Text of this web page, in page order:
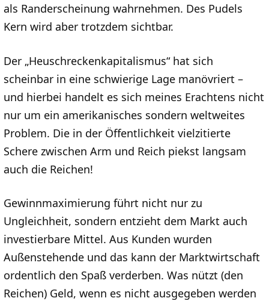
als Randerscheinung wahrnehmen. Des Pudels
Kern wird aber trotzdem sichtbar.
Der „Heuschreckenkapitalismus“ hat sich
scheinbar in eine schwierige Lage manövriert –
und hierbei handelt es sich meines Erachtens nicht
nur um ein amerikanisches sondern weltweites
Problem. Die in der Öffentlichkeit vielzitierte
Schere zwischen Arm und Reich piekst langsam
auch die Reichen!
Gewinnmaximierung führt nicht nur zu
Ungleichheit, sondern entzieht dem Markt auch
investierbare Mittel. Aus Kunden wurden
Außenstehende und das kann der Marktwirtschaft
ordentlich den Spaß verderben. Was nützt (den
Reichen) Geld, wenn es nicht ausgegeben werden